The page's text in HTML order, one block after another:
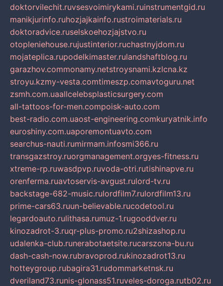
doktorvilechit.ruvsesvoimirykami.ruinstrumentgid.ru
manikjurinfo.ruhozjajkainfo.rustroimaterials.ru
doktoradvice.ruselskoehozjajstvo.ru
otopleniehouse.rujustinterior.ruchastnyjdom.ru
mojateplica.rupodelkimaster.rulandshaftblog.ru
garazhov.commonamy.netstroysnami.kzlcna.kz
stroyu.kzmy-vesta.comtimeszp.comavtoguru.net
zsmh.com.uaallcelebsplasticsurgery.com
all-tattoos-for-men.compoisk-auto.com
best-radio.com.uaost-engineering.comkuryatnik.info
euroshiny.com.uaporemontuavto.com
searchus-nauti.rumirmam.infosmi366.ru
transgazstroy.ruorgmanagement.orgyes-fitness.ru
xtreme-rp.ruwasdpvp.ruvoda-otri.rutishinapve.ru
orenferma.ruavtoservis-avgust.rulord-tv.ru
backstage-682-music.rulordfilm7.rulordfilm13.ru
prime-cars63.ruun-believable.rucodetool.ru
legardoauto.rulithasa.rumuz-1.rugooddver.ru
kinozadrot-3.ruqr-plus-promo.ru2shizashop.ru
udalenka-club.runerabotaetsite.rucarszona-bu.ru
dash-cash-now.rubravoprod.rukinozadrot13.ru
hotteygroup.rubagira31.rudommarketnsk.ru
dveriland73.runis-glonass51.ruveles-doroga.rutb02.ru